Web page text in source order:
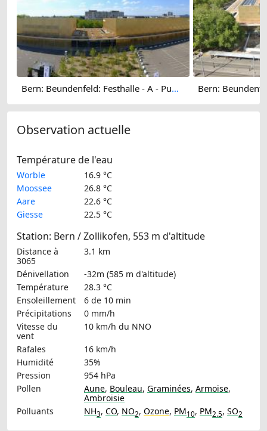
Bern: Beundenfeld: Festhalle - A - Public
Observation actuelle
Température de l'eau
Worble
16.9 °C
Moossee
26.8 °C
Aare
22.6 °C
Giesse
22.5 °C
Station: Bern / Zollikofen, 553 m d'altitude
Distance à
3065
3.1 km
Dénivellation
-32m (585 m d'altitude)
Température
28.3 °C
Ensoleillement
6 de 10 min
Précipitations
0 mm/h
Vitesse du
vent
10 km/h du NNO
Rafales
16 km/h
Humidité
35%
Pression
954 hPa
Pollen
Aune, Bouleau, Graminées, Armoise,
Ambroisie
Polluants
NH3, CO, NO2, Ozone, PM10, PM2.5, SO2